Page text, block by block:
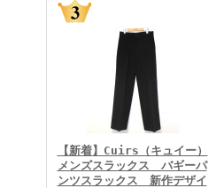
FINEBOYS2026年3月号
【新着】Cuirs（キュイー）
メンズスラックス バギーパ
ンツスラックス 新作デザイ